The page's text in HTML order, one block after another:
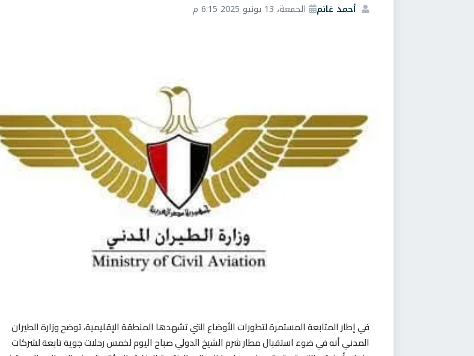
أحمد غانم الجمعة، 13 يونيو 2025 6:15 م
في إطار المتابعة المستمرة لتطورات الأوضاع التي تشهدها المنطقة الإقليمية، توضح وزارة الطيران
المدني أنه في ضوء استقبال مطار شرم الشيخ الدولي صباح اليوم لخمس رحلات جوية تابعة لشركات